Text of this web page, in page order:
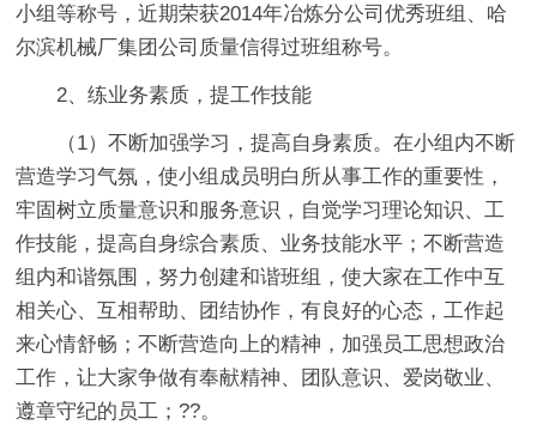
小组等称号，近期荣获2014年冶炼分公司优秀班组、哈
尔滨机械厂集团公司质量信得过班组称号。
2、练业务素质，提工作技能
（1）不断加强学习，提高自身素质。在小组内不断
营造学习气氛，使小组成员明白所从事工作的重要性，
牢固树立质量意识和服务意识，自觉学习理论知识、工
作技能，提高自身综合素质、业务技能水平；不断营造
组内和谐氛围，努力创建和谐班组，使大家在工作中互
相关心、互相帮助、团结协作，有良好的心态，工作起
来心情舒畅；不断营造向上的精神，加强员工思想政治
工作，让大家争做有奉献精神、团队意识、爱岗敬业、
遵章守纪的员工；??。